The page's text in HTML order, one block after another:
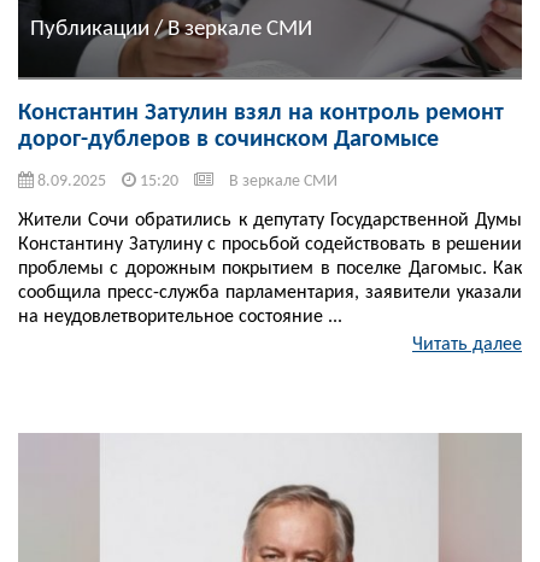
Публикации / В зеркале СМИ
Константин Затулин взял на контроль ремонт
дорог-дублеров в сочинском Дагомысе
8.09.2025 15:20 В зеркале СМИ
Жители Сочи обратились к депутату Государственной Думы
Константину Затулину с просьбой содействовать в решении
проблемы с дорожным покрытием в поселке Дагомыс. Как
сообщила пресс-служба парламентария, заявители указали
на неудовлетворительное состояние ...
Читать далее